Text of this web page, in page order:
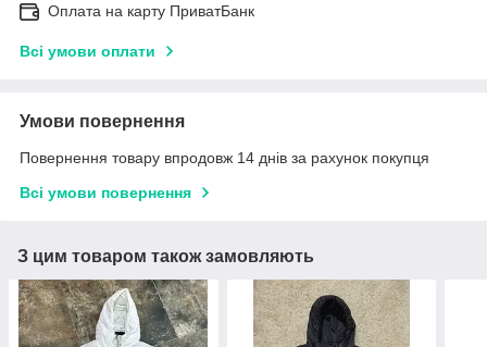
Оплата на карту ПриватБанк
Всі умови оплати
Умови повернення
Повернення товару впродовж 14 днів за рахунок покупця
Всі умови повернення
З цим товаром також замовляють